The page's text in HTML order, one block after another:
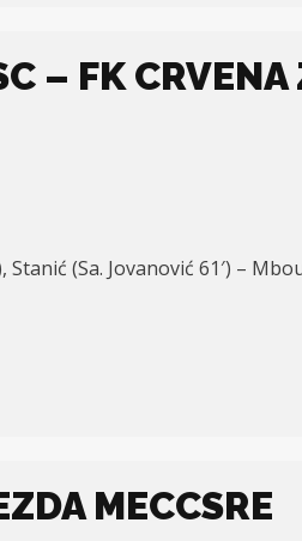
– FK CRVENA
(Sa. Jovanović 61′) –
MECCSRE